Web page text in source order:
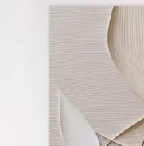
Eco-Premium
.00